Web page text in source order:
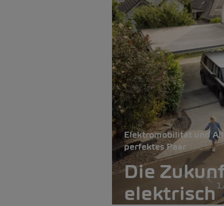
Elektromobilität und
perfektes Paar
Die
elektrisch 1